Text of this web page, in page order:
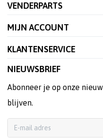
VENDERPARTS
MIJN ACCOUNT
KLANTENSERVICE
NIEUWSBRIEF
Abonneer je op onze
blijven.